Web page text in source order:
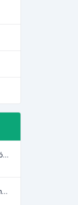
Những cơn bão của sóng
Căn hộ xinh xắn và ấm cúng